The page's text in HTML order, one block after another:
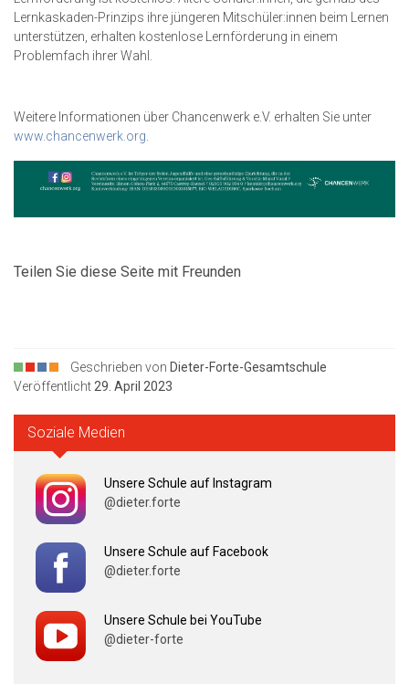
Lernkaskaden-Prinzips ihre jüngeren Mitschüler:innen beim Lernen
unterstützen, erhalten kostenlose Lernförderung in einem
Problemfach ihrer Wahl.
Weitere Informationen über Chancenwerk e.V. erhalten Sie unter
www.chancenwerk.org.
Teilen Sie diese Seite mit Freunden
Geschrieben von Dieter-Forte-Gesamtschule
Veröffentlicht 29. April 2023
Soziale Medien
Unsere Schule auf Instagram
@dieter.forte
Unsere Schule auf Facebook
@dieter.forte
Unsere Schule bei YouTube
@dieter-forte